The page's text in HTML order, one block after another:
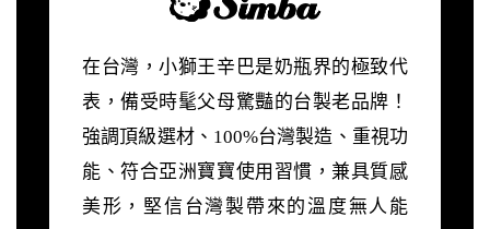
在台灣，小獅王辛巴是奶瓶界的極致代
表，備受時髦父母驚豔的台製老品牌！
強調頂級選材、100%台灣製造、重視功
能、符合亞洲寶寶使用習慣，兼具質感
美形，堅信台灣製帶來的溫度無人能